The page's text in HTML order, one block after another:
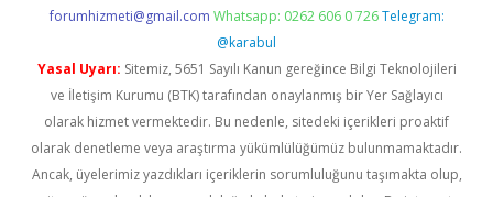
forumhizmeti@gmail.com Whatsapp: 0262 606 0 726 Telegram:
@karabul
Yasal Uyarı: Sitemiz, 5651 Sayılı Kanun gereğince Bilgi Teknolojileri
ve İletişim Kurumu (BTK) tarafından onaylanmış bir Yer Sağlayıcı
olarak hizmet vermektedir. Bu nedenle, sitedeki içerikleri proaktif
olarak denetleme veya araştırma yükümlülüğümüz bulunmamaktadır.
Ancak, üyelerimiz yazdıkları içeriklerin sorumluluğunu taşımakta olup,